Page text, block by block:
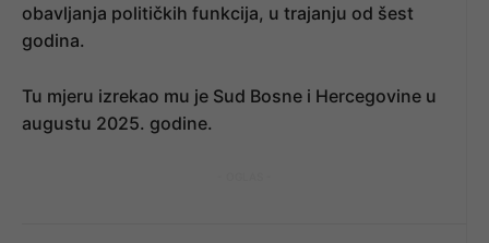
obavljanja političkih funkcija, u trajanju od šest
godina.
Tu mjeru izrekao mu je Sud Bosne i Hercegovine u
augustu 2025. godine.